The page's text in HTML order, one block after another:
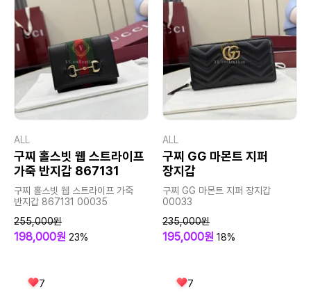
ALL
구찌 홀스빗 웹 스트라이프
가죽 반지갑 867131
구찌 홀스빗 웹 스트라이프 가죽
반지갑 867131 00035
255,000원
198,000원 23%
7
ALL
구찌 GG 마몬트 지퍼
장지갑
구찌 GG 마몬트 지퍼 장지갑
00033
235,000원
195,000원 18%
7